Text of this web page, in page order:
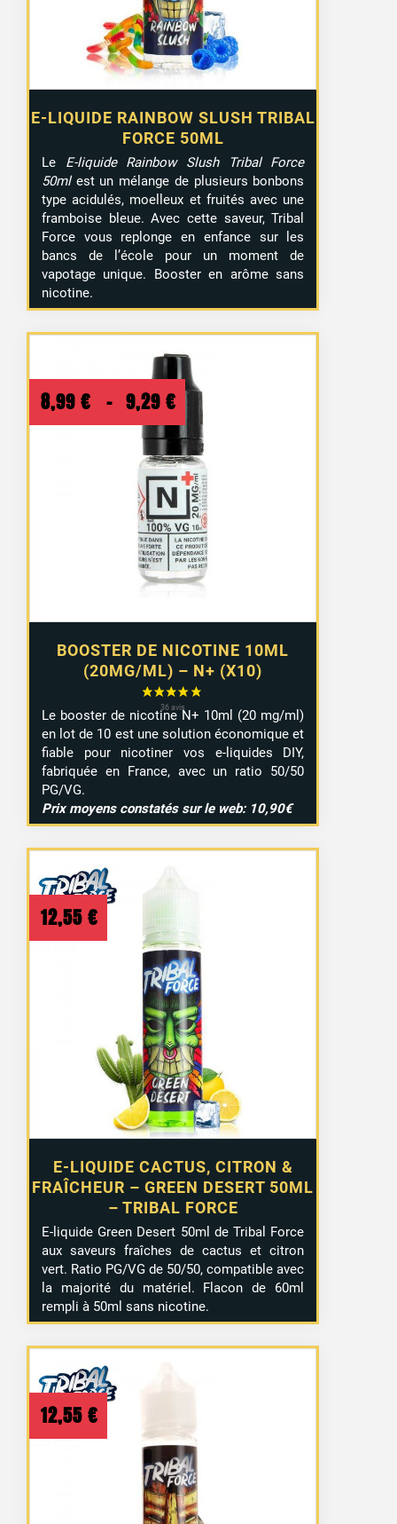
E-LIQUIDE RAINBOW SLUSH TRIBAL
FORCE 50ML
Le E-liquide Rainbow Slush Tribal Force
50mlest un mélange de plusieurs bonbons
type acidulés, moelleux et fruités avec une
framboise bleue. Avec cette saveur, Tribal
Force vous replonge en enfance sur les
bancs de l’école pour un moment de
vapotage unique. Booster en arôme sans
nicotine.
BOOSTER DE NICOTINE 10ML
(20MG/ML) – N+ (X10)
8,99 € – 9,29 € Plage
de
prix :
8,99 €
à
9,29 €
Le booster de nicotine N+ 10ml (20 mg/ml)
en lot de 10 est une solution économique et
fiable pour nicotiner vos e-liquides DIY,
fabriquée en France, avec un ratio 50/50
PG/VG.
Prix moyens constatés sur le web: 10,90€
E-LIQUIDE CACTUS, CITRON &
FRAÎCHEUR – GREEN DESERT 50ML
– TRIBAL FORCE
12,55 €
E-liquide Green Desert 50ml de Tribal Force
aux saveurs fraîches de cactus et citron
vert. Ratio PG/VG de 50/50, compatible avec
la majorité du matériel. Flacon de 60ml
rempli à 50ml sans nicotine.
12,55 €